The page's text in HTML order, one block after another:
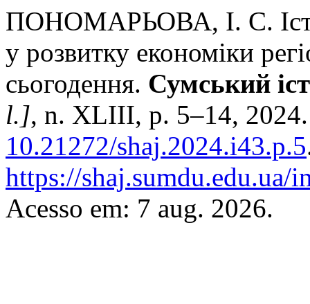
ПОНОМАРЬОВА, І. С.
у розвитку економіки
сьогодення. Сумський
l.], n. XLIIІ, p. 5–14,
10.21272/shaj.2024.i43.p.5
https://
Acesso em: 7 aug. 2026.